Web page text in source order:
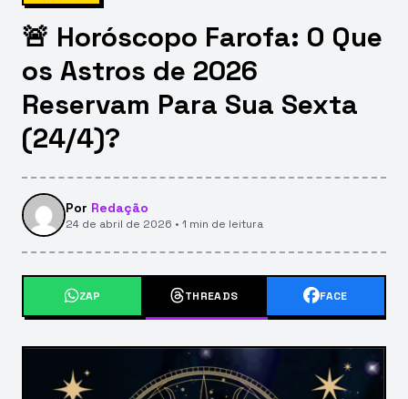
🚨 Horóscopo Farofa: O Que
os Astros de 2026
Reservam Para Sua Sexta
(24/4)?
Por Redação
24 de abril de 2026 • 1 min de leitura
ZAP THREADS FACE